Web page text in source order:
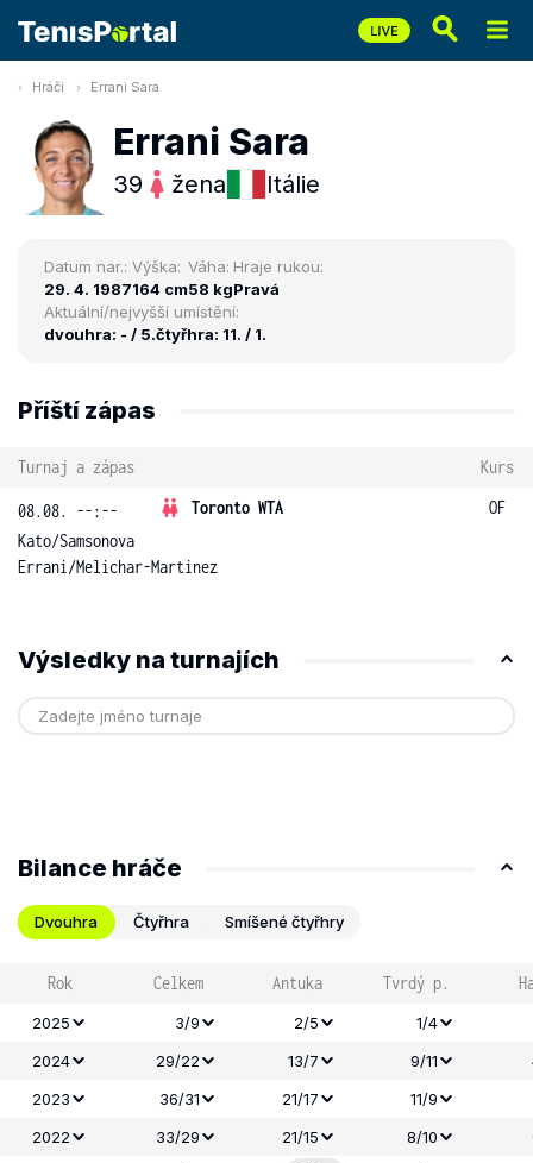
Hráči Errani Sara
Errani Sara
39 žena Itálie
Datum nar.:
29. 4. 1987
Výška:
164 cm
Váha:
58 kg
Hraje rukou:
Pravá
Aktuální/nejvyšší umístění:
dvouhra: - / 5.čtyřhra: 11. / 1.
Příští zápas
Turnaj a zápas Kurs
08.08. --:-- Toronto WTA
OF
Kato/Samsonova
Errani/Melichar-Martinez
Výsledky na turnajích
Bilance hráče
Dvouhra Čtyřhra Smíšené čtyřhry
Rok Celkem Antuka Tvrdý p.
2025 3/9 2/5
1/4
2024
29/22 13/7 9/11
2023
36/31 21/17 11/9
2022
33/29 21/15 8/10